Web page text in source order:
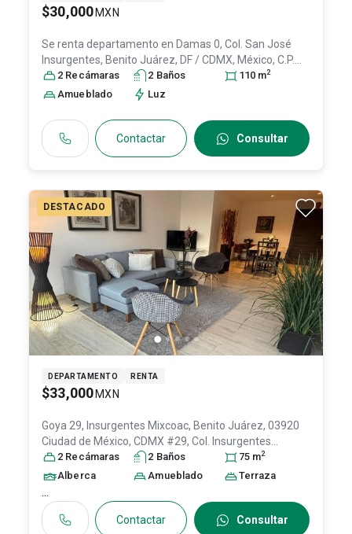
$30,000 MXN
Se renta departamento en Damas 0, Col. San José
Insurgentes, Benito Juárez, DF / CDMX, México, C.P.
03900, ID:31609829
2 Recámaras 2 Baños 110 m2
Amueblado Luz
Contactar Consultar
DESTACADO
DEPARTAMENTO RENTA
$33,000 MXN
Goya 29, Insurgentes Mixcoac, Benito Juárez, 03920
Ciudad de México, CDMX #29, Col. Insurgentes
Mixcoac,Benito Juárez , DF / CDMX , México, C.P.
03920, ID:31625952
2 Recámaras 2 Baños 75 m2
Alberca Amueblado Terraza
...
Contactar Consultar